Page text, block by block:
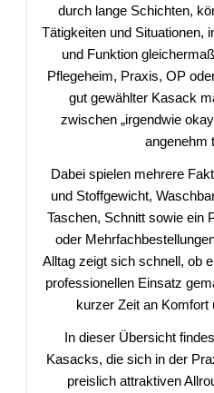
durch lange Schichten,
Tätigkeiten und Situationen,
und Funktion
Pflegeheim, Praxis, OP
gut gewählter Kasack
zwischen „irgendwie
angenehm
Dabei spielen mehrere
und Stoffgewicht,
Taschen, Schnitt sowie ein
oder
Alltag zeigt sich schnell, ob
professionellen Einsatz
kurzer Zeit an Komfort
In dieser Übersicht
Kasacks, die sich in der
preislich attraktiven